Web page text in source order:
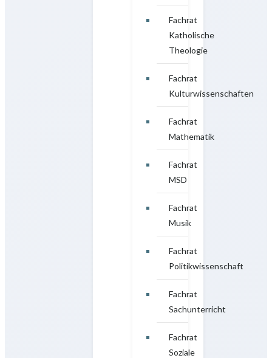
Fachrat
Katholische
Theologie
Fachrat
Kulturwissenschaften
Fachrat
Mathematik
Fachrat
MSD
Fachrat
Musik
Fachrat
Politikwissenschaft
Fachrat
Sachunterricht
Fachrat
Soziale